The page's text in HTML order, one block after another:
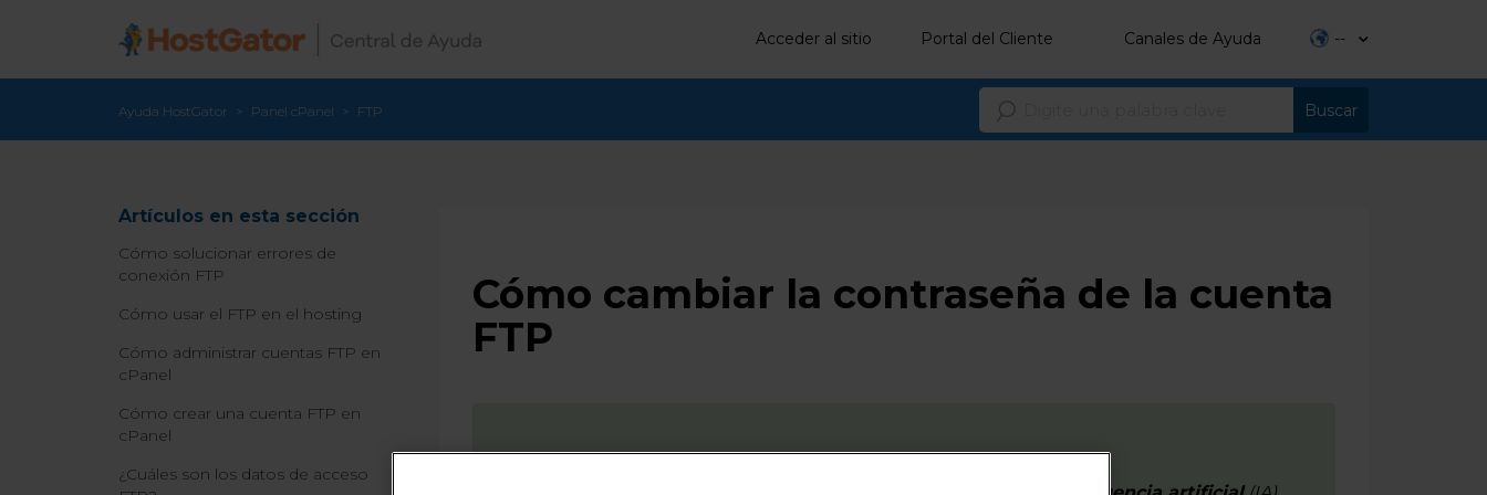
Acceder al sitio Portal del Cliente Canales de Ayuda --
Ayuda HostGator Panel cPanel FTP
Artículos en esta sección
Cómo solucionar errores de
conexión FTP
Cómo usar el FTP en el hosting
Cómo administrar cuentas FTP en
cPanel
Cómo crear una cuenta FTP en
cPanel
¿Cuáles son los datos de acceso
Cómo cambiar la contraseña de la cuenta
FTP